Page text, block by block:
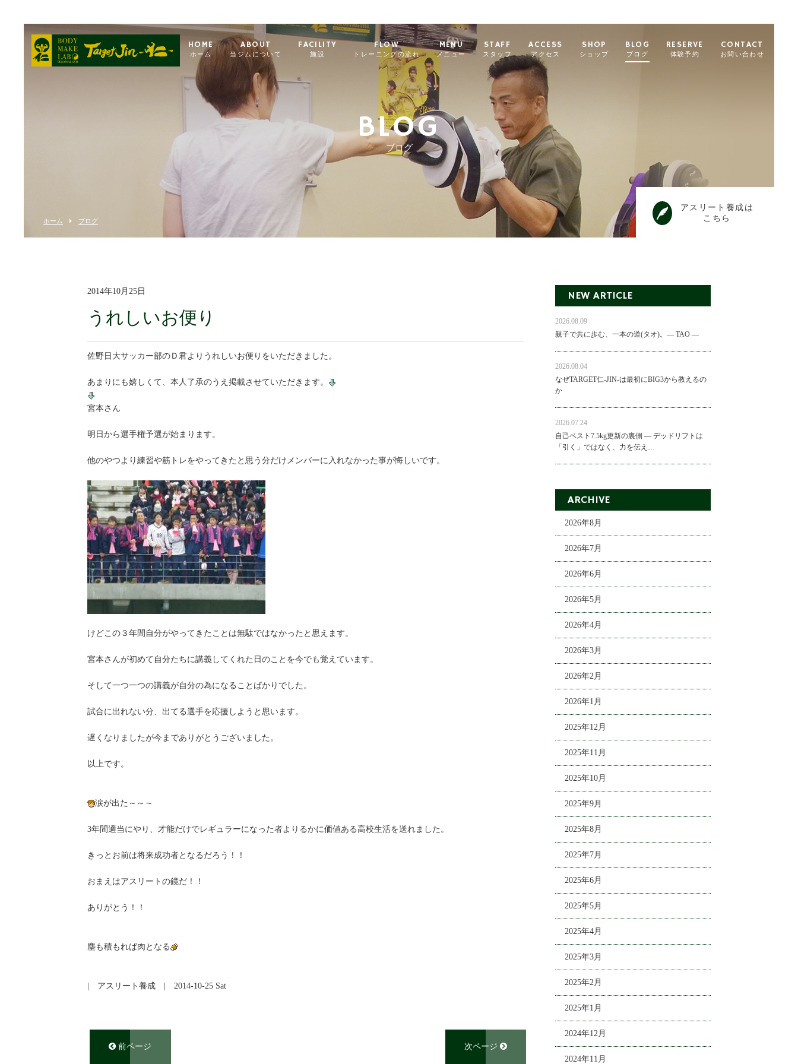
HOME
ホーム
ABOUT
当ジムについて
FACILITY
施設
FLOW
トレーニングの流れ
MENU
メニュー
STAFF
スタッフ
ACCESS
アクセス
SHOP
ショップ
BLOG
ブログ
RESERVE
体験予約
CONTACT
お問い合わせ
BLOG
ブログ
ホーム ブログ
アスリート養成は
こちら
2014年10月25日
うれしいお便り
佐野日大サッカー部のＤ君よりうれしいお便りをいただきました。
あまりにも嬉しくて、本人了承のうえ掲載させていただきます。
宮本さん
明日から選手権予選が始まります。
他のやつより練習や筋トレをやってきたと思う分だけメンバーに入れなかった事が悔しいです。
けどこの３年間自分がやってきたことは無駄ではなかったと思えます。
宮本さんが初めて自分たちに講義してくれた日のことを今でも覚えています。
そして一つ一つの講義が自分の為になることばかりでした。
試合に出れない分、出てる選手を応援しようと思います。
遅くなりましたが今までありがとうございました。
以上です。
涙が出た～～～
3年間適当にやり、才能だけでレギュラーになった者よりるかに価値ある高校生活を送れました。
きっとお前は将来成功者となるだろう！！
おまえはアスリートの鏡だ！！
ありがとう！！
塵も積もれば肉となる
アスリート養成 | 2014-10-25 Sat
前ページ 次ページ
NEW ARTICLE
2026.08.09
親子で共に歩む、一本の道(タオ)。― TAO ―
2026.08.04
なぜTARGET仁-JIN-は最初にBIG3から教えるの
か
2026.07.24
自己ベスト7.5kg更新の裏側 ― デッドリフトは
「引く」ではなく、力を伝え…
ARCHIVE
2026年8月
2026年7月
2026年6月
2026年5月
2026年4月
2026年3月
2026年2月
2026年1月
2025年12月
2025年11月
2025年10月
2025年9月
2025年8月
2025年7月
2025年6月
2025年5月
2025年4月
2025年3月
2025年2月
2025年1月
2024年12月
2024年11月